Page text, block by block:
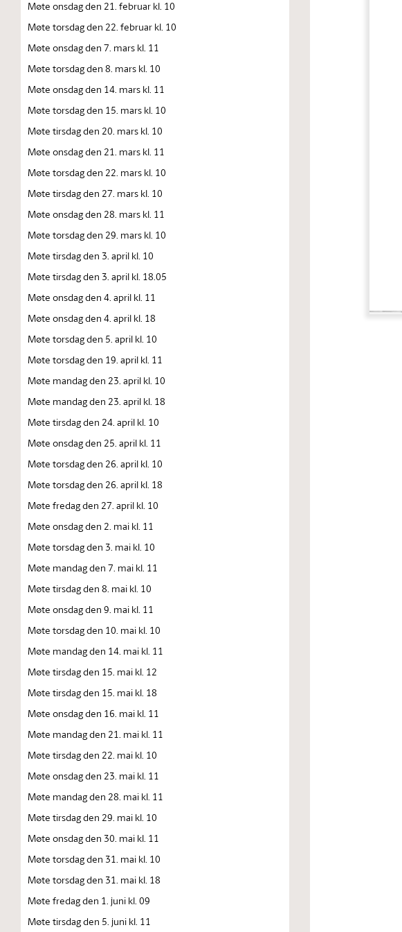
Møte onsdag den 21. februar kl. 10
Møte torsdag den 22. februar kl. 10
Møte onsdag den 7. mars kl. 11
Møte torsdag den 8. mars kl. 10
Møte onsdag den 14. mars kl. 11
Møte torsdag den 15. mars kl. 10
Møte tirsdag den 20. mars kl. 10
Møte onsdag den 21. mars kl. 11
Møte torsdag den 22. mars kl. 10
Møte tirsdag den 27. mars kl. 10
Møte onsdag den 28. mars kl. 11
Møte torsdag den 29. mars kl. 10
Møte tirsdag den 3. april kl. 10
Møte tirsdag den 3. april kl. 18.05
Møte onsdag den 4. april kl. 11
Møte onsdag den 4. april kl. 18
Møte torsdag den 5. april kl. 10
Møte torsdag den 19. april kl. 11
Møte mandag den 23. april kl. 10
Møte mandag den 23. april kl. 18
Møte tirsdag den 24. april kl. 10
Møte onsdag den 25. april kl. 11
Møte torsdag den 26. april kl. 10
Møte torsdag den 26. april kl. 18
Møte fredag den 27. april kl. 10
Møte onsdag den 2. mai kl. 11
Møte torsdag den 3. mai kl. 10
Møte mandag den 7. mai kl. 11
Møte tirsdag den 8. mai kl. 10
Møte onsdag den 9. mai kl. 11
Møte torsdag den 10. mai kl. 10
Møte mandag den 14. mai kl. 11
Møte tirsdag den 15. mai kl. 12
Møte tirsdag den 15. mai kl. 18
Møte onsdag den 16. mai kl. 11
Møte mandag den 21. mai kl. 11
Møte tirsdag den 22. mai kl. 10
Møte onsdag den 23. mai kl. 11
Møte mandag den 28. mai kl. 11
Møte tirsdag den 29. mai kl. 10
Møte onsdag den 30. mai kl. 11
Møte torsdag den 31. mai kl. 10
Møte torsdag den 31. mai kl. 18
Møte fredag den 1. juni kl. 09
Møte tirsdag den 5. juni kl. 11